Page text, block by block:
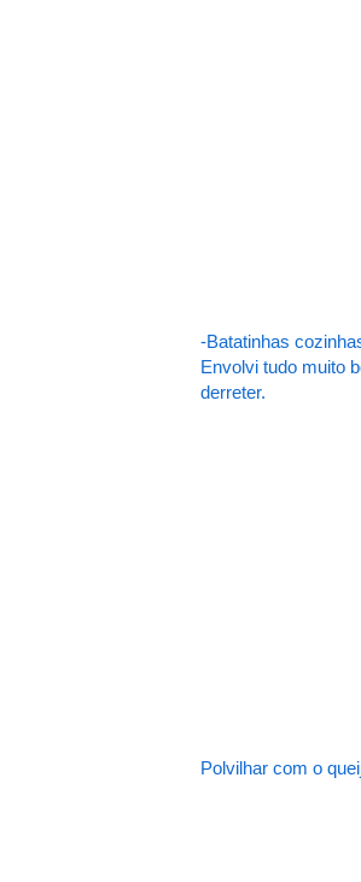
-Batatinhas
Envolvi tudo muito
derreter.
Polvilhar com o